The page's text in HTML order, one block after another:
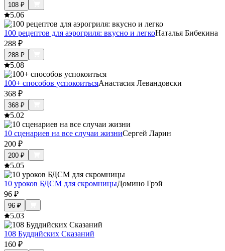
108 ₽
5.06
100 рецептов для аэрогриля: вкусно и легкоНаталья Бибекина
288 ₽
288 ₽
5.08
100+ способов успокоитьсяАнастасия Левандовски
368 ₽
368 ₽
5.02
10 сценариев на все случаи жизниСергей Ларин
200 ₽
200 ₽
5.05
10 уроков БДСМ для скромницыДомино Грэй
96 ₽
96 ₽
5.03
108 Буддийских Сказаний
160 ₽